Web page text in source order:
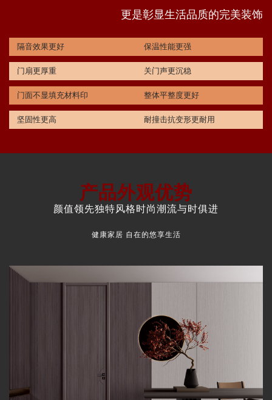
更是彰显生活品质的完美装饰
隔音效果更好 保温性能更强
门扇更厚重 关门声更沉稳
门面不显填充材料印 整体平整度更好
坚固性更高 耐撞击抗变形更耐用
产品外观优势
颜值领先独特风格时尚潮流与时俱进
健康家居 自在的悠享生活